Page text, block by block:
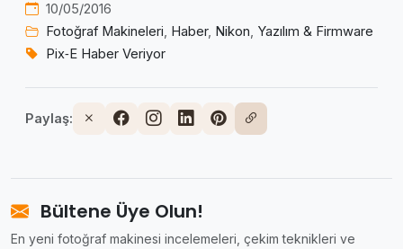
10/05/2016
Fotoğraf Makineleri, Haber, Nikon, Yazılım & Firmware
Pix‑E Haber Veriyor
Paylaş:
Bültene Üye Olun!
En yeni fotoğraf makinesi incelemeleri, çekim teknikleri ve